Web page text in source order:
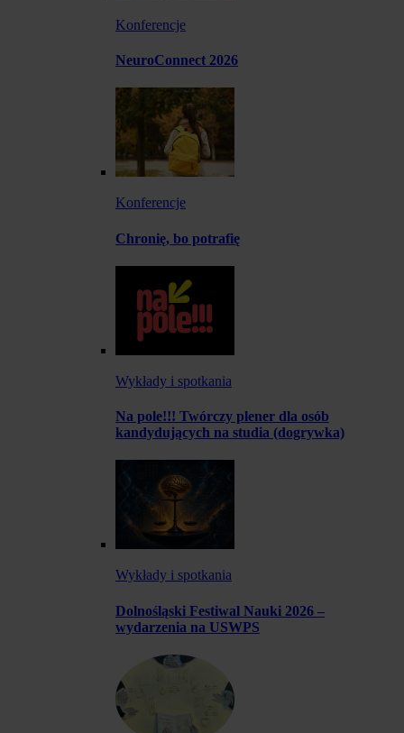
Konferencje
NeuroConnect 2026
Konferencje
Chronię, bo potrafię
Wykłady i spotkania
Na pole!!! Twórczy plener dla osób
kandydujących na studia (dogrywka)
Wykłady i spotkania
Dolnośląski Festiwal Nauki 2026 –
wydarzenia na USWPS